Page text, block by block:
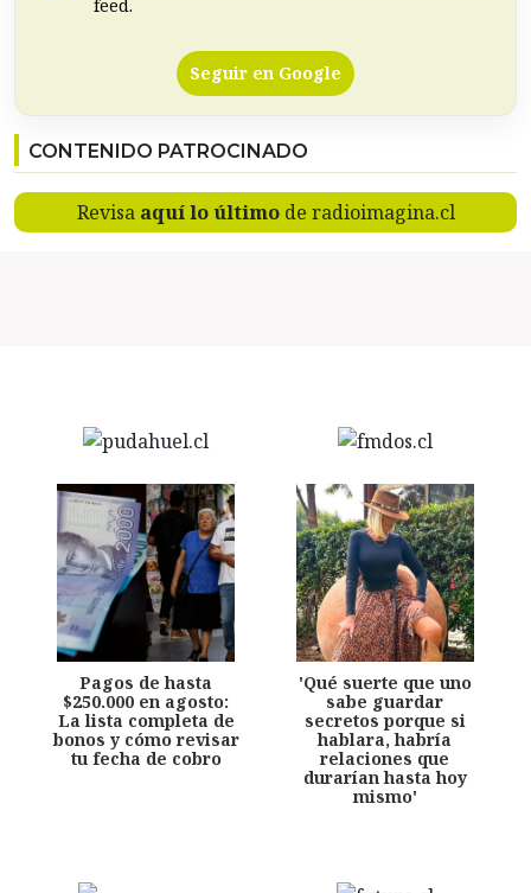
feed.
Seguir en Google
CONTENIDO PATROCINADO
Revisa aquí lo últimode radioimagina.cl
Pagos de hasta
$250.000 en agosto:
La lista completa de
bonos y cómo revisar
tu fecha de cobro
'Qué suerte que uno
sabe guardar
secretos porque si
hablara, habría
relaciones que
durarían hasta hoy
mismo'